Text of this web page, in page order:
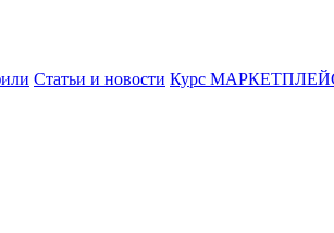
Статьи и новости Курс